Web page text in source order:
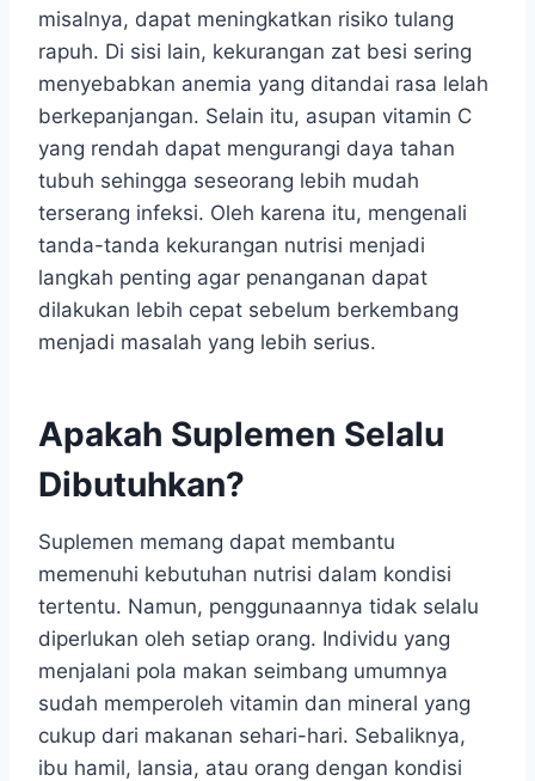
misalnya, dapat meningkatkan risiko tulang
rapuh. Di sisi lain, kekurangan zat besi sering
menyebabkan anemia yang ditandai rasa lelah
berkepanjangan. Selain itu, asupan vitamin C
yang rendah dapat mengurangi daya tahan
tubuh sehingga seseorang lebih mudah
terserang infeksi. Oleh karena itu, mengenali
tanda-tanda kekurangan nutrisi menjadi
langkah penting agar penanganan dapat
dilakukan lebih cepat sebelum berkembang
menjadi masalah yang lebih serius.
Apakah Suplemen Selalu
Dibutuhkan?
Suplemen memang dapat membantu
memenuhi kebutuhan nutrisi dalam kondisi
tertentu. Namun, penggunaannya tidak selalu
diperlukan oleh setiap orang. Individu yang
menjalani pola makan seimbang umumnya
sudah memperoleh vitamin dan mineral yang
cukup dari makanan sehari-hari. Sebaliknya,
ibu hamil, lansia, atau orang dengan kondisi